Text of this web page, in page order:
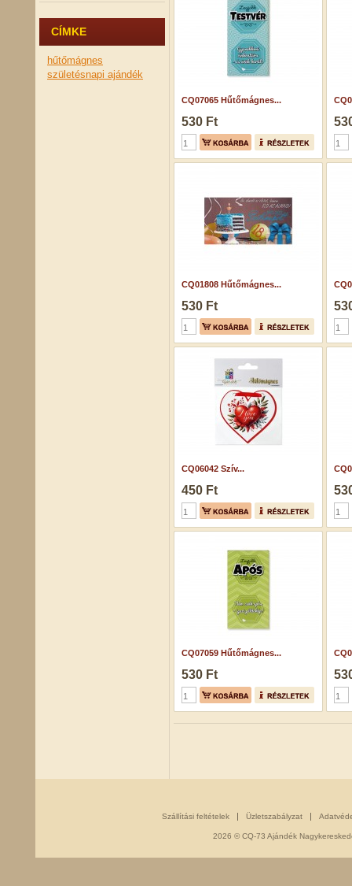
CÍMKE
hűtőmágnes
születésnapi ajándék
CQ07065 Hűtőmágnes...
530 Ft
CQ01808 Hűtőmágnes...
530 Ft
CQ06042 Szív...
450 Ft
CQ07059 Hűtőmágnes...
530 Ft
Szállítási feltételek Üzletszabályzat
2026 © CQ-73 Ajándék